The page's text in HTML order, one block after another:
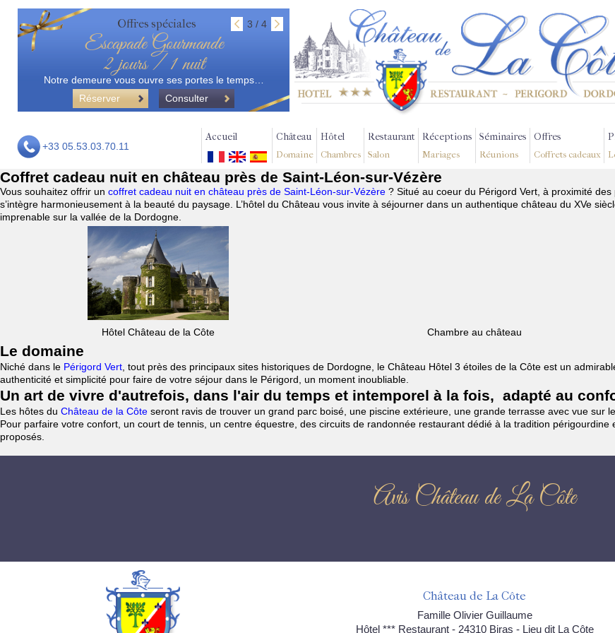
Offres spéciales 3 / 4
Escapade Gourmande
2 jours / 1 nuit
Notre demeure vous ouvre ses portes le temps…
Réserver
Consulter
+33 05.53.03.70.11
Accueil Château
Domaine
Hôtel
Chambres
Restaurant
Salon
Réceptions
Mariages
Séminaires
Réunions
Offres
Coffrets cadeaux
Coffret cadeau nuit en château près de Saint-Léon-sur-Vézère
Vous souhaitez offrir un coffret cadeau nuit en château près de Saint-Léon-sur-Vézère ? Situé au coeur du Périgord Vert, à proximité
s’intègre harmonieusement à la beauté du paysage. L’hôtel du Château vous invite à séjourner dans un authentique château du XVe
imprenable sur la vallée de la Dordogne.
Hôtel Château de la Côte Chambre au château
Le domaine
Niché dans le Périgord Vert , tout près des principaux sites historiques de Dordogne, le Château Hôtel 3 étoiles de la Côte est un
authenticité et simplicité pour faire de votre séjour dans le Périgord, un moment inoubliable.
Un art de vivre d'autrefois, dans l'air du temps et intemporel à la fois, adapté au
Les hôtes du Château de la Côte seront ravis de trouver un grand parc boisé, une piscine extérieure, une grande terrasse avec vue sur
Pour parfaire votre confort, un court de tennis, un centre équestre, des circuits de randonnée restaurant dédié à la tradition
proposés.
Avis Château de La Côte
Château de La Côte
Famille Olivier Guillaume
Hôtel *** Restaurant - 24310 Biras - Lieu dit La Côte